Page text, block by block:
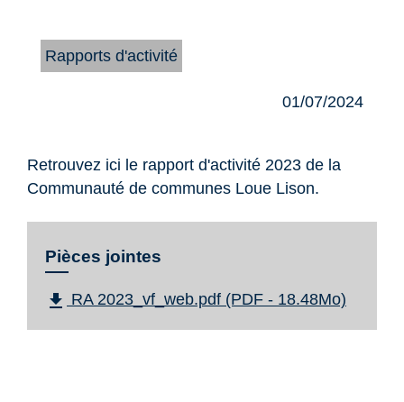
Rapports d'activité
01/07/2024
Retrouvez ici le rapport d'activité 2023 de la
Communauté de communes Loue Lison.
Pièces jointes
file_download RA 2023_vf_web.pdf (PDF - 18.48Mo)